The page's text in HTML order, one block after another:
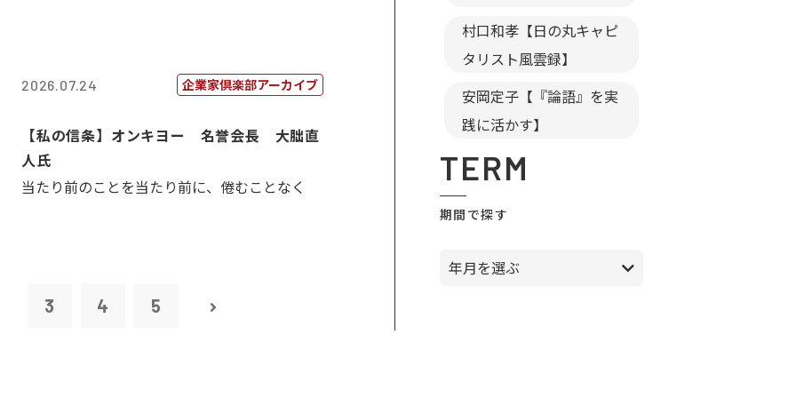
2026.07.24 企業家倶楽部アーカイブ
【私の信条】オンキヨー 名誉会長 大朏直
人氏
当たり前のことを当たり前に、倦むことなく
3 4 5
村口和孝【日の丸キャピ
タリスト風雲録】
安岡定子【『論語』を実
践に活かす】
TERM
期間で探す
年月を選ぶ